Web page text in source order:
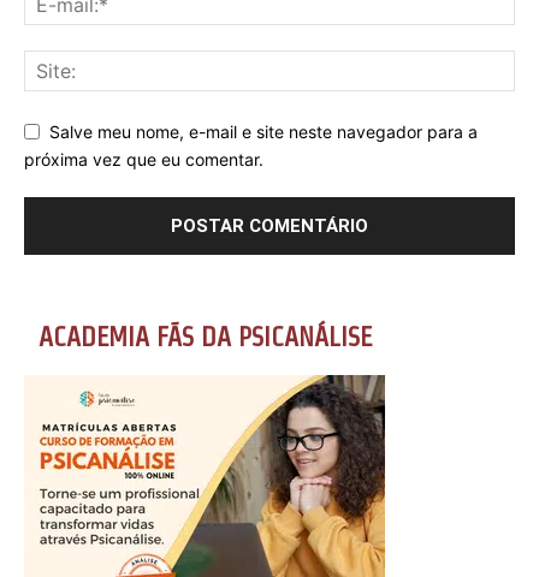
Salve meu nome, e-mail e site neste navegador para a
próxima vez que eu comentar.
ACADEMIA FÃS DA PSICANÁLISE